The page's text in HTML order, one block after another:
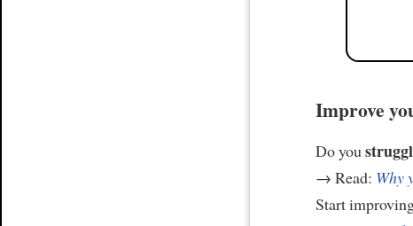
Improve
Do you
→ Read: Why
Start